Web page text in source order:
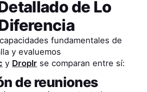
de Lo
fundamentales de
y evaluemos
y Droplr se comparan entre sí:
de reuniones